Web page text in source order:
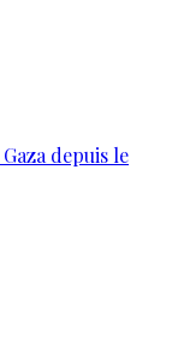
depuis le